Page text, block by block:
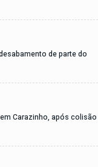
de parte do
Carazinho, após colisão